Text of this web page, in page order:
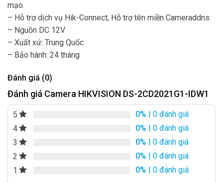
mạo.
– Hỗ trợ dịch vụ Hik-Connect, Hỗ trợ tên miền Cameraddns
– Nguồn DC 12V
– Xuất xứ: Trung Quốc
– Bảo hành: 24 tháng
Đánh giá (0)
Đánh giá Camera HIKVISION DS-2CD2021G1-IDW1
5 0% | 0 đánh giá
4
0% | 0 đánh giá
3
0% | 0 đánh giá
2
0% | 0 đánh giá
1
0% | 0 đánh giá